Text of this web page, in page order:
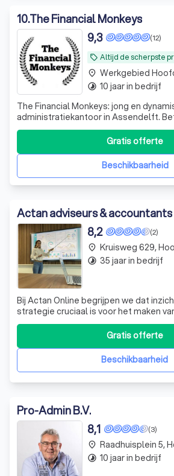
10.The Financial Monkeys
local_offer Altijd de scherpste
(12)
9,3
The Financial Monkeys: jong en
administratiekantoor in Assendelft.
persoonlijk en efficiënt sinds 2016.
administratie! 👉 Neem contact op!
Beschikbaarheid
Gratis offerte
place Werkgebied
timelapse 10 jaar in bedrijf
Actan adviseurs & accountants
(2)
8,2
Bij Actan Online begrijpen we dat
strategie cruciaal is voor het maken
beslissingen. Wij bieden een veilige
eenvoudig informatie kunt delen en
belangrijke gegevens zoals
belastingen en jaarrekeningen.
Beschikbaarheid
Gratis offerte
place Kruisweg 629,
timelapse 35 jaar in bedrijf
Pro-Admin B.V.
(3)
8,1
place Raadhuisplein 5,
timelapse 10 jaar in bedrijf